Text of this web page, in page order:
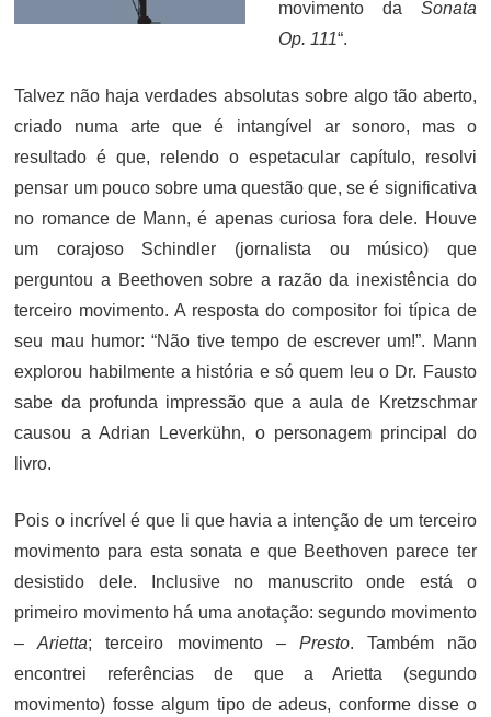
movimento da Sonata
Op. 111“.
Talvez não haja verdades absolutas sobre algo tão aberto,
criado numa arte que é intangível ar sonoro, mas o
resultado é que, relendo o espetacular capítulo, resolvi
pensar um pouco sobre uma questão que, se é significativa
no romance de Mann, é apenas curiosa fora dele. Houve
um corajoso Schindler (jornalista ou músico) que
perguntou a Beethoven sobre a razão da inexistência do
terceiro movimento. A resposta do compositor foi típica de
seu mau humor: “Não tive tempo de escrever um!”. Mann
explorou habilmente a história e só quem leu o Dr. Fausto
sabe da profunda impressão que a aula de Kretzschmar
causou a Adrian Leverkühn, o personagem principal do
livro.
Pois o incrível é que li que havia a intenção de um terceiro
movimento para esta sonata e que Beethoven parece ter
desistido dele. Inclusive no manuscrito onde está o
primeiro movimento há uma anotação: segundo movimento
–Arietta; terceiro movimento – Presto. Também não
encontrei referências de que a Arietta (segundo
movimento) fosse algum tipo de adeus, conforme disse o